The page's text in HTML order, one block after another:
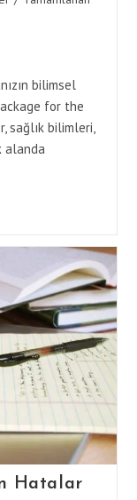
bilimsel
for the
sağlık bilimleri,
alanda
Hatalar